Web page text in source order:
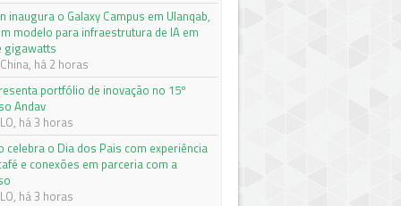
inaugura o Galaxy Campus em Ulanqab,
modelo para infraestrutura de IA em
gigawatts
há 2 horas
portfólio de inovação no 15º
Andav
há 3 horas
celebra o Dia dos Pais com experiência
e conexões em parceria com a
há 3 horas